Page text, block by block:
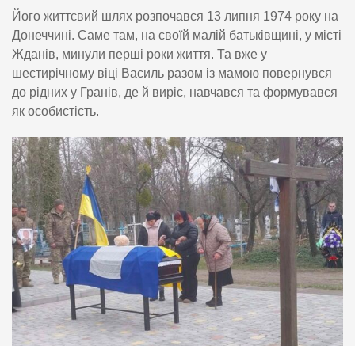
Його життєвий шлях розпочався 13 липня 1974 року на
Донеччині. Саме там, на своїй малій батьківщині, у місті
Жданів, минули перші роки життя. Та вже у
шестирічному віці Василь разом із мамою повернувся
до рідних у Гранів, де й виріс, навчався та формувався
як особистість.